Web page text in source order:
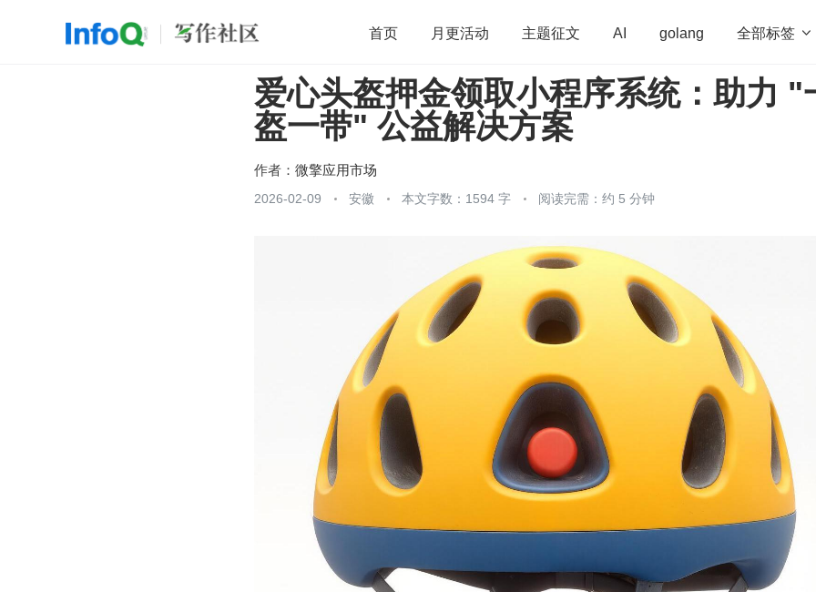
首页 月更活动 主题征文 AI golang 全部标签 
开源 架构 OpenHarmony 算法 学习方法 Web3.0 高
团队管理 程序员 运维 深度思考
爱心头盔押金领取小程序系统：助力 "
盔一带" 公益解决方案
作者： 微擎应用市场
2026-02-09 安徽 本文字数：1594 字 阅读完需：约 5 分钟